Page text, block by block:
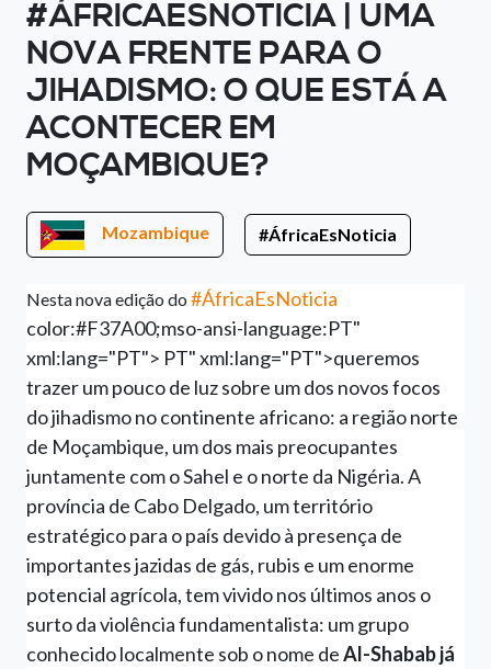
#ÁFRICAESNOTICIA | UMA
NOVA FRENTE PARA O
JIHADISMO: O QUE ESTÁ A
ACONTECER EM
MOÇAMBIQUE?
Mozambique #ÁfricaEsNoticia
Nesta nova edição do #ÁfricaEsNoticia
color:#F37A00;mso-ansi-language:PT"
xml:lang="PT"> PT" xml:lang="PT">queremos
trazer um pouco de luz sobre um dos novos focos
do jihadismo no continente africano: a região norte
de Moçambique, um dos mais preocupantes
juntamente com o Sahel e o norte da Nigéria. A
província de Cabo Delgado, um território
estratégico para o país devido à presença de
importantes jazidas de gás, rubis e um enorme
potencial agrícola, tem vivido nos últimos anos o
surto da violência fundamentalista: um grupo
conhecido localmente sob o nome deAl-Shababjá